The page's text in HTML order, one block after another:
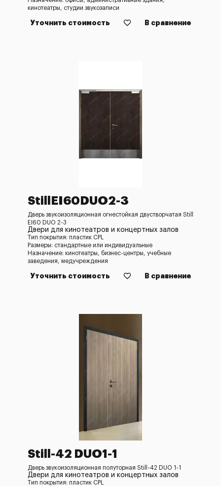
кинотеатры, студии звукозаписи
Уточнить стоимость В сравнение
StillEI60DUO2-3
Дверь звукоизоляционная огнестойкая двустворчатая Still
EI60 DUO 2-3
Двери для кинотеатров и концертных залов
Тип покрытия: пластик CPL
Размеры: стандартные или индивидуальные
Назначение: кинотеатры, бизнес-центры, учебные
заведения, медучреждения
Уточнить стоимость В сравнение
Still-42 DUO1-1
Дверь звукоизоляционная полуторная Still-42 DUO 1-1
Двери для кинотеатров и концертных залов
Тип покрытия: пластик CPL